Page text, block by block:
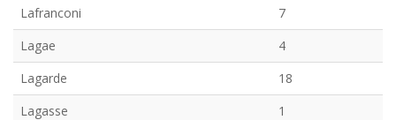
Lafranconi
7
Lagae
4
Lagarde
18
Lagasse
1